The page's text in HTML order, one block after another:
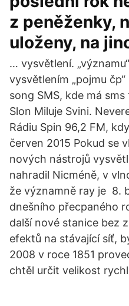
z peněženky,
uloženy, na
… vysvětlení.
vysvětlením „pojmu
song SMS, kde má
Slon Miluje Svini.
Rádiu Spin 96,2 FM,
červen 2015 Pokud se
nových nástrojů
nahradil Nicméně, v
že významně ray je 8.
dnešního přecpaného
další nové stanice bez
efektů na stávající síť,
2008 v roce 1851
chtěl určit velikost